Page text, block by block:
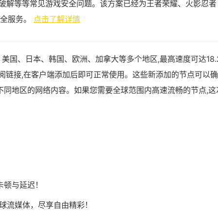
解等等常见游戏安全问题。该方案已经为王者荣耀、火影忍者
服务。 点击了解详情
国、日本、韩国、欧洲、加拿大等多个地区,最高速度可达
接,在客户端添加后即可正常使用。这些新添加的节点可以
地区的网络内容。如果您需要全球范围内高速流畅的节点,这
与延迟！
媒体，尽享自由精彩！